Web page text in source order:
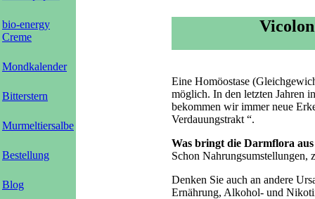
bio-energy
Creme
Mondkalender
Bitterstern
Murmeltiersalbe
Bestellung
Blog
Eine Homöostase
möglich. In den letzten Jahren
bekommen wir immer neue
Verdauungstrakt “.
Was bringt die Darmflora
Schon Nahrungsumstellungen,
Denken Sie auch an andere
Ernährung, Alkohol- und